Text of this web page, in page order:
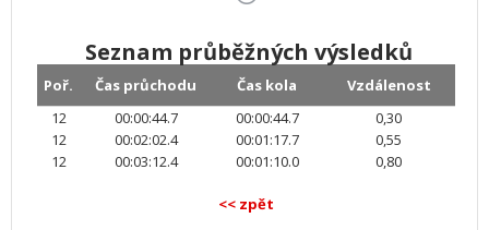
Seznam průběžných výsledků
Poř. Čas průchodu Čas kola
Vzdálenost
12
00:00:44.7 00:00:44.7
0,30
12
00:02:02.4 00:01:17.7
0,55
12
00:03:12.4 00:01:10.0 0,80
<< zpět